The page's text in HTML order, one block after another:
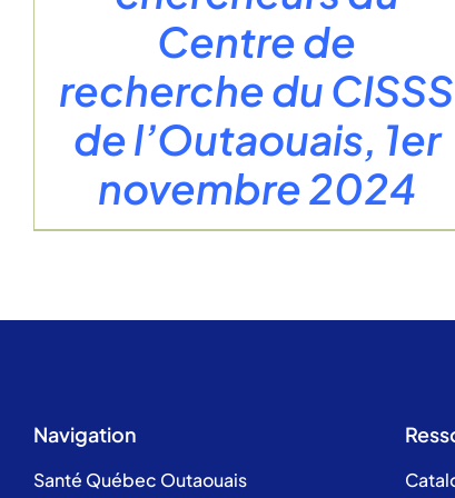
Centre de
recherche du CISSS
de l’Outaouais, 1er
novembre 2024
Navigation
Santé Québec Outaouais